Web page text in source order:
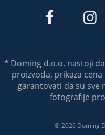
 
* Doming d.o.o. nastoji
proizvoda, prikaza
garantovati da su sve
fotografije
© 2026 Doming